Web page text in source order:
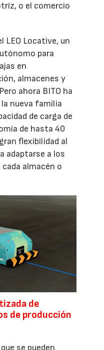
o el comercio
LEO Locative, un
para
en
almacenes y
ahora BITO ha
nueva familia
de carga de
de hasta 40
flexibilidad al
adaptarse a los
almacén o
de
de producción
se pueden